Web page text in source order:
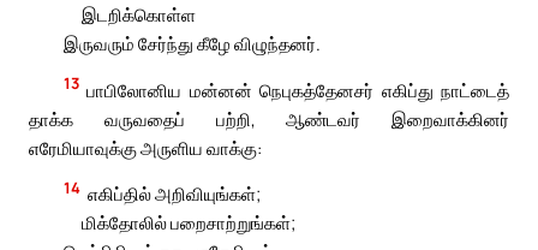
இடறிக்கொள்ள
இருவரும் சேர்ந்து கீழே விழுந்தனர்.
13 பாபிலோனிய மன்னன் நெபுகத்தேனசர் எகிப்து நாட்டைத்
தாக்க வருவதைப் பற்றி, ஆண்டவர் இறைவாக்கினர்
எரேமியாவுக்கு அருளிய வாக்கு:
14 எகிப்தில் அறிவியுங்கள்;
மிக்தோலில் பறைசாற்றுங்கள்;